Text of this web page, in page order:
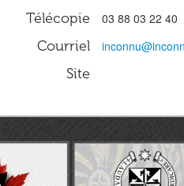
Télécopie 03 88 03 22 40
Courriel
Site